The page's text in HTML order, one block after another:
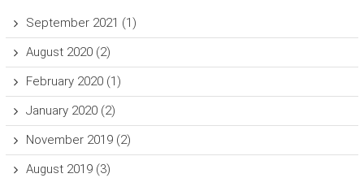
September 2021 (1)
August 2020(2)
February 2020(1)
January 2020(2)
November 2019(2)
August 2019(3)